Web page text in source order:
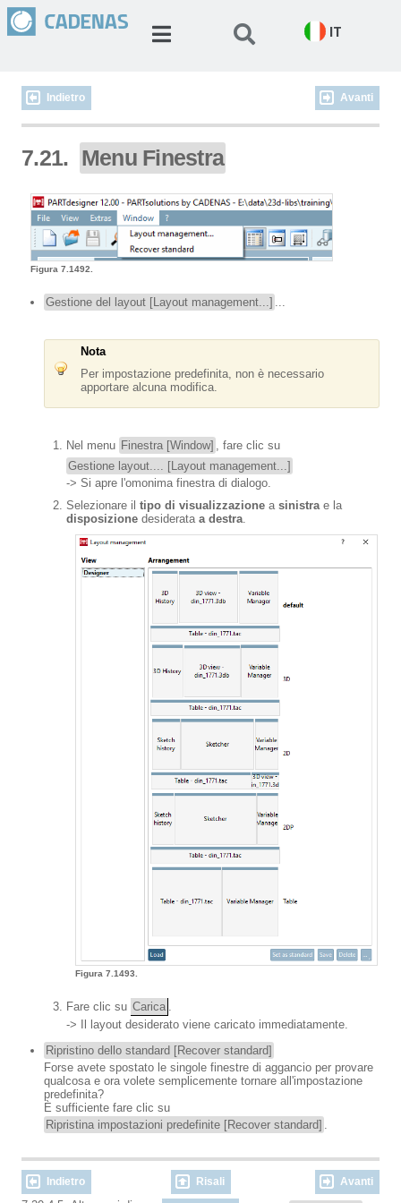
IT
Indietro Avanti
7.21. Menu Finestra
Figura 7.1492.
Gestione del layout [Layout management...] ...
Nota
Per impostazione predefinita, non è necessario
apportare alcuna modifica.
Nel menu Finestra [Window] , fare clic su
Gestione layout.... [Layout management...]
-> Si apre l'omonima finestra di dialogo.
Selezionare il tipo di visualizzazione a sinistrae la
disposizione desiderata a destra.
Figura 7.1493.
Fare clic su Carica .
-> Il layout desiderato viene caricato immediatamente.
Ripristino dello standard [Recover standard]
Forse avete spostato le singole finestre di aggancio per provare
qualcosa e ora volete semplicemente tornare all'impostazione
predefinita?
È sufficiente fare clic su
Ripristina impostazioni predefinite [Recover standard] .
Indietro Risali Avanti